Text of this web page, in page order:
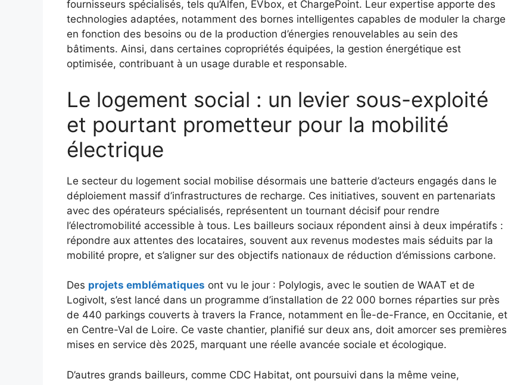
fournisseurs spécialisés, tels qu’Alfen, EVbox, et ChargePoint. Leur expertise apporte des
technologies adaptées, notamment des bornes intelligentes capables de moduler la charge
en fonction des besoins ou de la production d’énergies renouvelables au sein des
bâtiments. Ainsi, dans certaines copropriétés équipées, la gestion énergétique est
optimisée, contribuant à un usage durable et responsable.
Le logement social : un levier sous-exploité
et pourtant prometteur pour la mobilité
électrique
Le secteur du logement social mobilise désormais une batterie d’acteurs engagés dans le
déploiement massif d’infrastructures de recharge. Ces initiatives, souvent en partenariats
avec des opérateurs spécialisés, représentent un tournant décisif pour rendre
l’électromobilité accessible à tous. Les bailleurs sociaux répondent ainsi à deux impératifs :
répondre aux attentes des locataires, souvent aux revenus modestes mais séduits par la
mobilité propre, et s’aligner sur des objectifs nationaux de réduction d’émissions carbone.
Des projets emblématiques ont vu le jour : Polylogis, avec le soutien de WAAT et de
Logivolt, s’est lancé dans un programme d’installation de 22 000 bornes réparties sur près
de 440 parkings couverts à travers la France, notamment en Île-de-France, en Occitanie, et
en Centre-Val de Loire. Ce vaste chantier, planifié sur deux ans, doit amorcer ses premières
mises en service dès 2025, marquant une réelle avancée sociale et écologique.
D’autres grands bailleurs, comme CDC Habitat, ont poursuivi dans la même veine,